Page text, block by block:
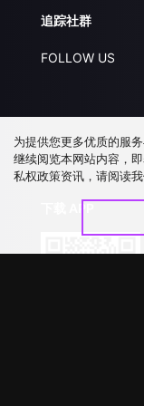
追踪社群
FOLLOW US
为提供您更多优质的服
继续阅览本网站内容，
私权政策资讯，请阅读